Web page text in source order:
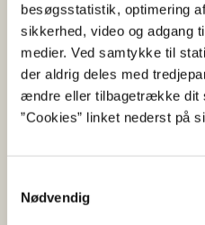
besøgsstatistik, optimering
sikkerhed, video og adgang
medier. Ved samtykke til
der aldrig deles med
ændre eller tilbagetrække dit
”Cookies” linket nederst på
Nødvendig
Her kan du
oplysninger om
Informationerne er angivet
anmeldt produktet.